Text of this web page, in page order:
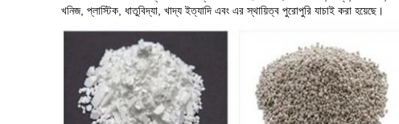
খনিজ, প্লাস্টিক, ধাতুবিদ্যা, খাদ্য ইত্যাদি এবং এর স্থায়িত্ব পুরোপুরি যাচাই করা হয়েছে।